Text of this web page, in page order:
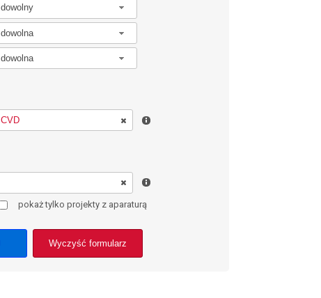
dowolny
dowolna
dowolna
pokaż tylko projekty z aparaturą
Wyczyść formularz